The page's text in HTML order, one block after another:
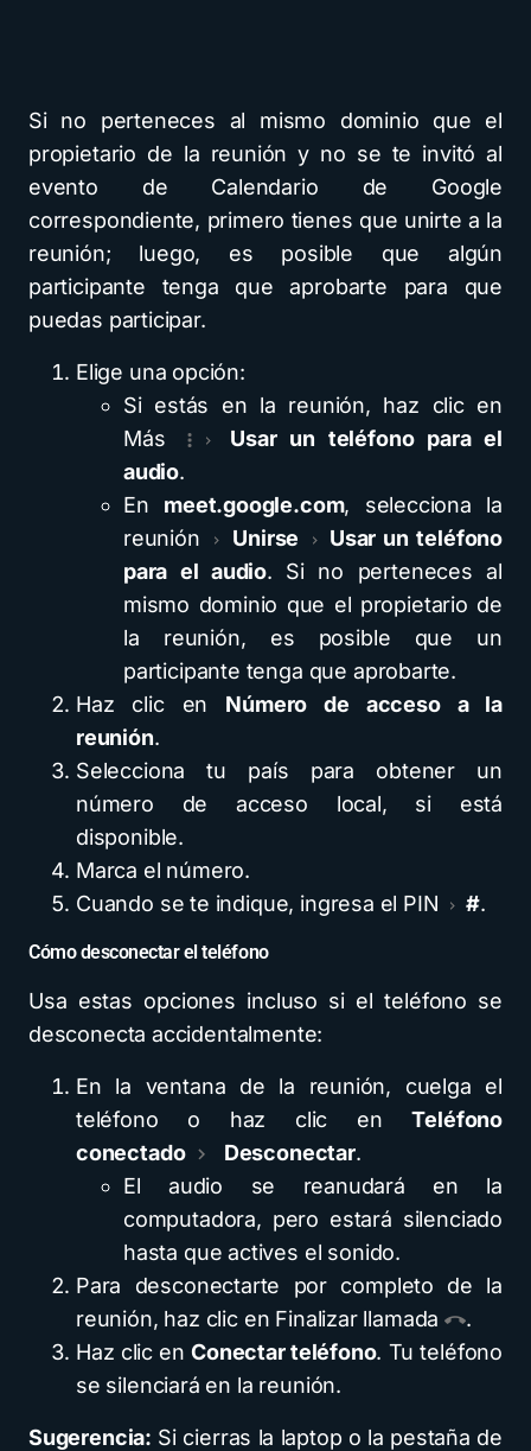
Si no perteneces al mismo dominio que el
propietario de la reunión y no se te invitó al
evento de Calendario de Google
correspondiente, primero tienes que unirte a la
reunión; luego, es posible que algún
participante tenga que aprobarte para que
puedas participar.
Elige una opción:
Si estás en la reunión, haz clic en
Más
Usar un teléfono para el
audio.
En meet.google.com, selecciona la
reunión
Unirse
Usar un teléfono
para el audio. Si no perteneces al
mismo dominio que el propietario de
la reunión, es posible que un
participante tenga que aprobarte.
Haz clic en Número de acceso a la
reunión.
Selecciona tu país para obtener un
número de acceso local, si está
disponible.
Marca el número.
Cuando se te indique, ingresa el PIN
#.
Cómo desconectar el teléfono
Usa estas opciones incluso si el teléfono se
desconecta accidentalmente:
En la ventana de la reunión, cuelga el
teléfono o haz clic enTeléfono
conectado
Desconectar.
El audio se reanudará en la
computadora, pero estará silenciado
hasta que actives el sonido.
Para desconectarte por completo de la
reunión, haz clic en Finalizar llamada
.
Haz clic enConectar teléfono. Tu teléfono
se silenciará en la reunión.
Sugerencia: Si cierras la laptop o la pestaña de